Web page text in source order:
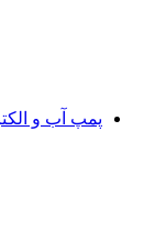
پمپ آب و